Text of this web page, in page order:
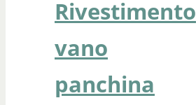
Rivestimento
vano
panchina